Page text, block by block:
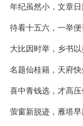
年纪虽然小，文章日
待看十五六，一举便
大比因时举，乡书以
名题仙桂籍，天府快
喜中青钱选，才高压
萤窗新脱迹，雁塔早